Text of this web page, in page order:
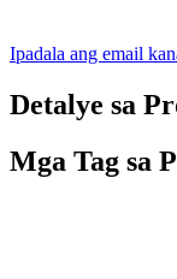
Ipadala ang email
Detalye sa
Mga Tag sa